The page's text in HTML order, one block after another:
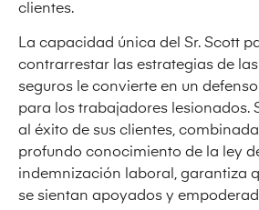
clientes.
La capacidad única del Sr. Scott
contrarrestar las estrategias de
seguros le convierte en un
para los trabajadores lesionados.
al éxito de sus clientes,
profundo conocimiento de la ley
indemnización laboral, garantiza
se sientan apoyados y